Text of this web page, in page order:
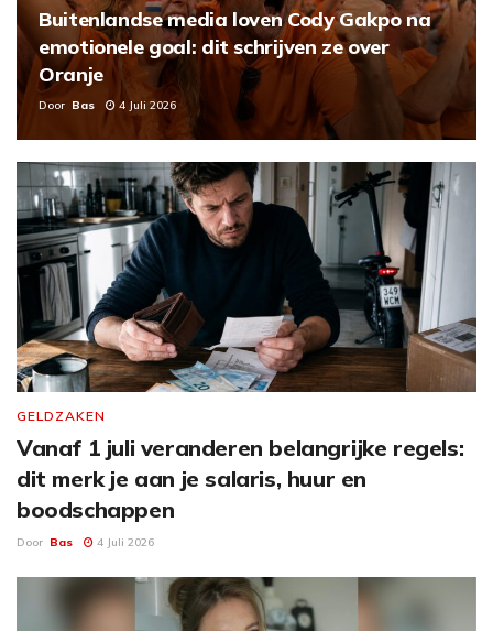
Buitenlandse media loven Cody Gakpo na
emotionele goal: dit schrijven ze over
Oranje
Door Bas 4 Juli 2026
GELDZAKEN
Vanaf 1 juli veranderen belangrijke regels:
dit merk je aan je salaris, huur en
boodschappen
Door Bas 4 Juli 2026